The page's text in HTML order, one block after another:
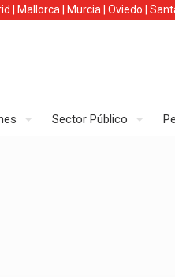
Mallorca Murcia Oviedo
Sector Público